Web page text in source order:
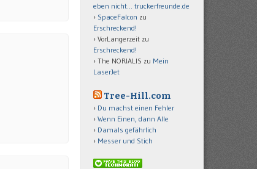
eben nicht… truckerfreunde.de
SpaceFalcon zu
Erschreckend!
VorLangerzeit zu
Erschreckend!
The NORIALIS zu Mein
LaserJet
Tree-Hill.com
Du machst einen Fehler
Wenn Einen, dann Alle
Damals gefährlich
Messer und Stich